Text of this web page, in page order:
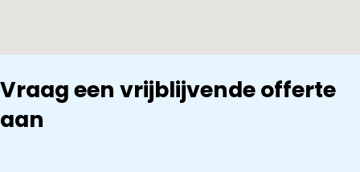
Vraag een vrijblijvende offerte
aan